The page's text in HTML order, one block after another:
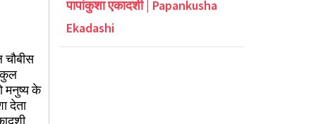
कुल
मनुष्य के
देता
पापांकुशा एकादशी | Papankusha
Ekadashi